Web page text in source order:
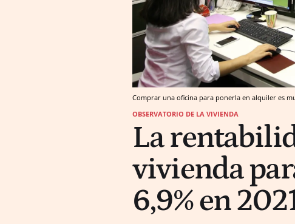
Comprar una oficina para ponerla en alquiler es
OBSERVATORIO DE LA VIVIENDA
La
vivienda
6,9% en